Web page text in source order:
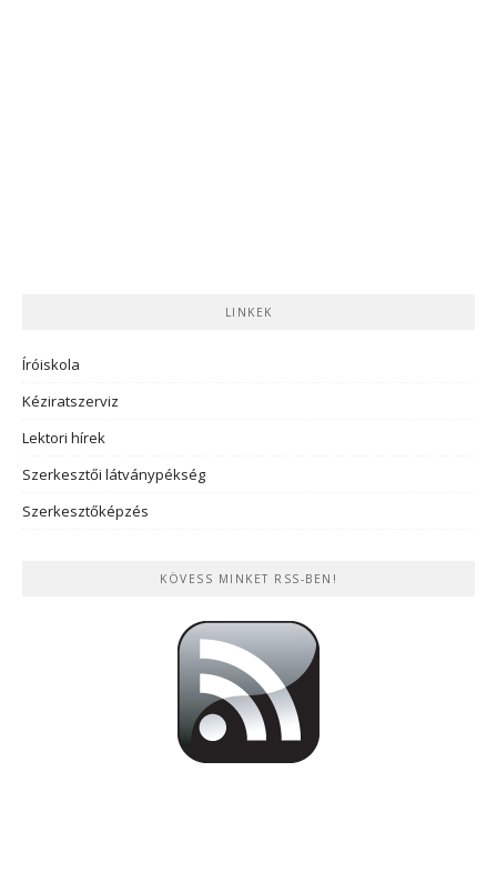
LINKEK
Íróiskola
Kéziratszerviz
Lektori hírek
Szerkesztői látványpékség
Szerkesztőképzés
KÖVESS MINKET RSS-BEN!